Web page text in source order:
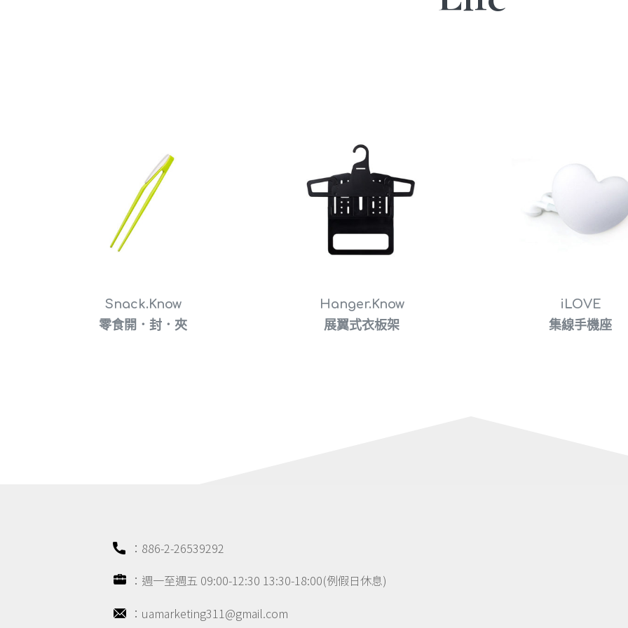
Snack.Know
零食開．封．夾
Hanger.Know
展翼式衣板架
iLOVE
集線手機座
：886-2-26539292
：週一至週五 09:00-12:30 13:30-18:00(例假日休息)
：uamarketing311@gmail.com